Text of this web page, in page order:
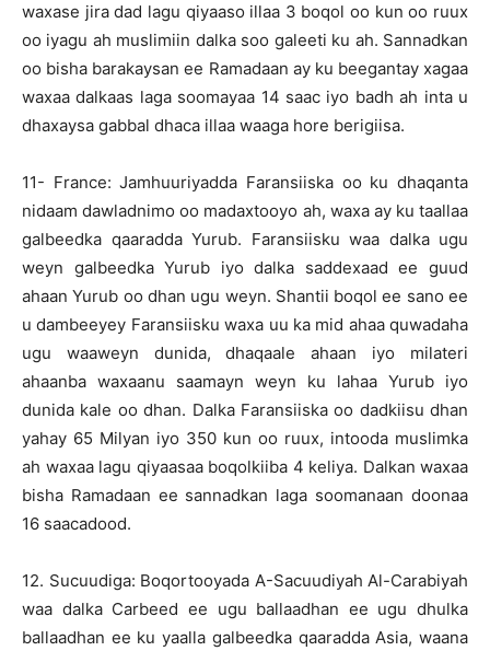
waxase jira dad lagu qiyaaso illaa 3 boqol oo kun oo ruux
oo iyagu ah muslimiin dalka soo galeeti ku ah. Sannadkan
oo bisha barakaysan ee Ramadaan ay ku beegantay xagaa
waxaa dalkaas laga soomayaa 14 saac iyo badh ah inta u
dhaxaysa gabbal dhaca illaa waaga hore berigiisa.
11- France: Jamhuuriyadda Faransiiska oo ku dhaqanta
nidaam dawladnimo oo madaxtooyo ah, waxa ay ku taallaa
galbeedka qaaradda Yurub. Faransiisku waa dalka ugu
weyn galbeedka Yurub iyo dalka saddexaad ee guud
ahaan Yurub oo dhan ugu weyn. Shantii boqol ee sano ee
u dambeeyey Faransiisku waxa uu ka mid ahaa quwadaha
ugu waaweyn dunida, dhaqaale ahaan iyo milateri
ahaanba waxaanu saamayn weyn ku lahaa Yurub iyo
dunida kale oo dhan. Dalka Faransiiska oo dadkiisu dhan
yahay 65 Milyan iyo 350 kun oo ruux, intooda muslimka
ah waxaa lagu qiyaasaa boqolkiiba 4 keliya. Dalkan waxaa
bisha Ramadaan ee sannadkan laga soomanaan doonaa
16 saacadood.
12. Sucuudiga: Boqortooyada A-Sacuudiyah Al-Carabiyah
waa dalka Carbeed ee ugu ballaadhan ee ugu dhulka
ballaadhan ee ku yaalla galbeedka qaaradda Asia, waana